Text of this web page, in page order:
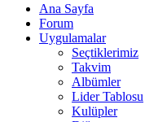
Ana Sayfa
Forum
Uygulamalar
Seçtiklerimiz
Takvim
Albümler
Lider Tablosu
Kulüpler